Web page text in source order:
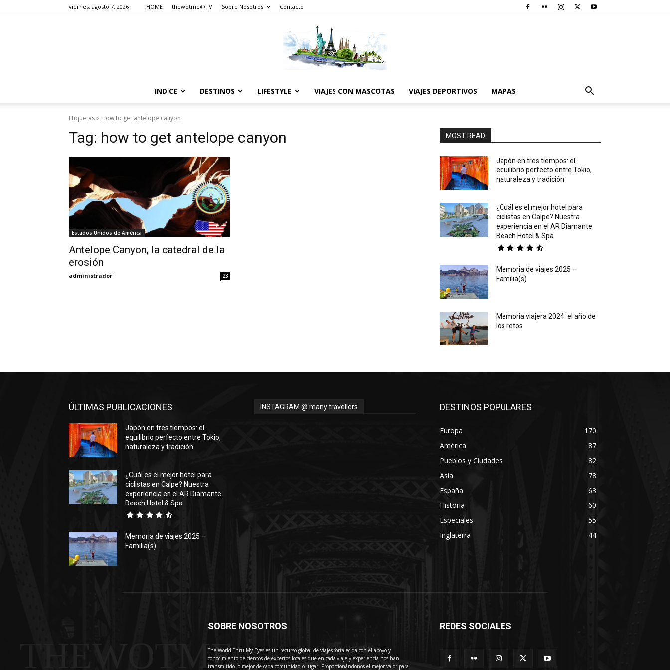
viernes, agosto 7, 2026 HOME thewotme@TV Sobre Nosotros Contacto
INDICE DESTINOS LIFESTYLE VIAJES CON MASCOTAS VIAJES DEPORTIVOS MAPAS
Etiquetas How to get antelope canyon
Tag: how to get antelope canyon
Estados Unidos de América
Antelope Canyon, la catedral de la
erosión
administrador 23
MOST READ
Japón en tres tiempos: el
equilibrio perfecto entre Tokio,
naturaleza y tradición
¿Cuál es el mejor hotel para
ciclistas en Calpe? Nuestra
experiencia en el AR Diamante
Beach Hotel & Spa
Memoria de viajes 2025 –
Familia(s)
Memoria viajera 2024: el año de
los retos
ÚLTIMAS PUBLICACIONES
Japón en tres tiempos: el
equilibrio perfecto entre Tokio,
naturaleza y tradición
¿Cuál es el mejor hotel para
ciclistas en Calpe? Nuestra
experiencia en el AR Diamante
Beach Hotel & Spa
Memoria de viajes 2025 –
Familia(s)
INSTAGRAM @ many travellers DESTINOS POPULARES
Europa
170
América
87
Pueblos y Ciudades
82
Asia
78
España
63
História
60
Especiales
55
Inglaterra
44
THEWOTME
SOBRE NOSOTROS
The World Thru My Eyes es un recurso global de viajes fortalecida con el apoyo y
conocimiento de cientos de expertos locales que en cada viaje y experiencia nos han
transmitido lo mejor de cada comunidad o lugar. Proporcionándonos el mejor valor para
REDES SOCIALES